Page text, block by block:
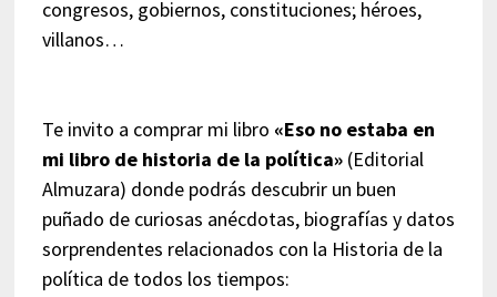
congresos, gobiernos, constituciones; héroes,
villanos…
Te invito a comprar mi libro «Eso no estaba en
mi libro de historia de la política»(Editorial
Almuzara) donde podrás descubrir un buen
puñado de curiosas anécdotas, biografías y datos
sorprendentes relacionados con la Historia de la
política de todos los tiempos: